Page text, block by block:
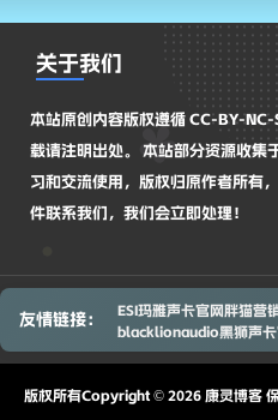
关于我们
本站原创内容版权遵循 CC-BY-NC-
载请注明出处。 本站部分资源收集
习和交流使用，版权归原作者所有
件联系我们，我们会立即处理！
友情链接： ESI玛雅声卡官网胖猫营
blacklionaudio黑狮声卡
版权所有Copyright © 2026 康灵博客